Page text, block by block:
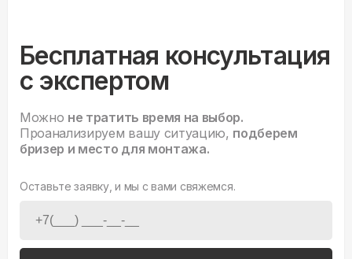
Бесплатная консультация
с экспертом
Можно не тратить время на выбор.
Проанализируем вашу ситуацию, подберем
бризер и место для монтажа.
Оставьте заявку, и мы с вами свяжемся.